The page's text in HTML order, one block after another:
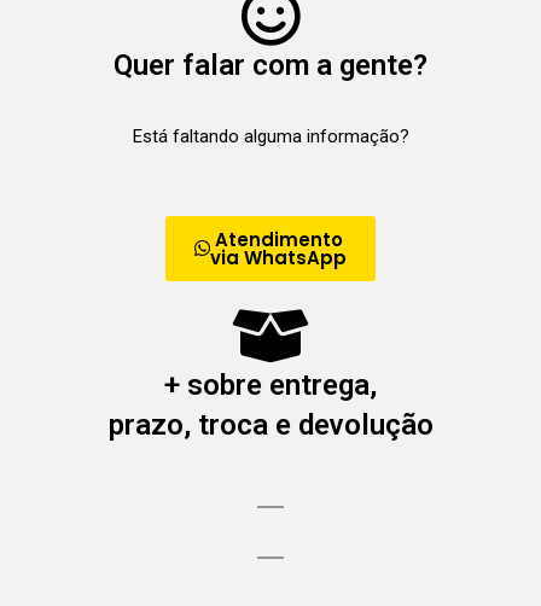
Quer falar com a gente?
Está faltando alguma informação?
Atendimento
via WhatsApp
+ sobre entrega,
prazo, troca e devolução